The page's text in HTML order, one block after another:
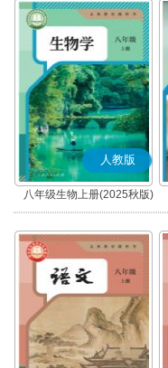
人教版
八年级生物上册(2025秋版)